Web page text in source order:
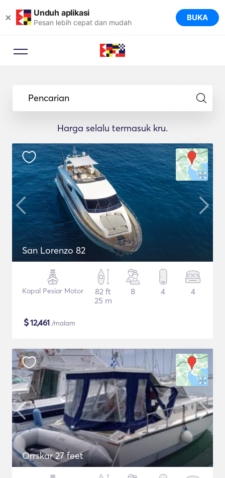
× Unduh aplikasi
Pesan lebih cepat dan mudah BUKA
Pencarian
Harga selalu termasuk kru.
San Lorenzo 82
Kapal Pesiar Motor
82 ft
25 m
8 4 4
$12,461 /malam
Orrskar 27 feet